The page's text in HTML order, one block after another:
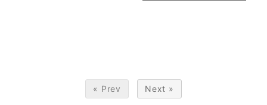
« Prev Next »